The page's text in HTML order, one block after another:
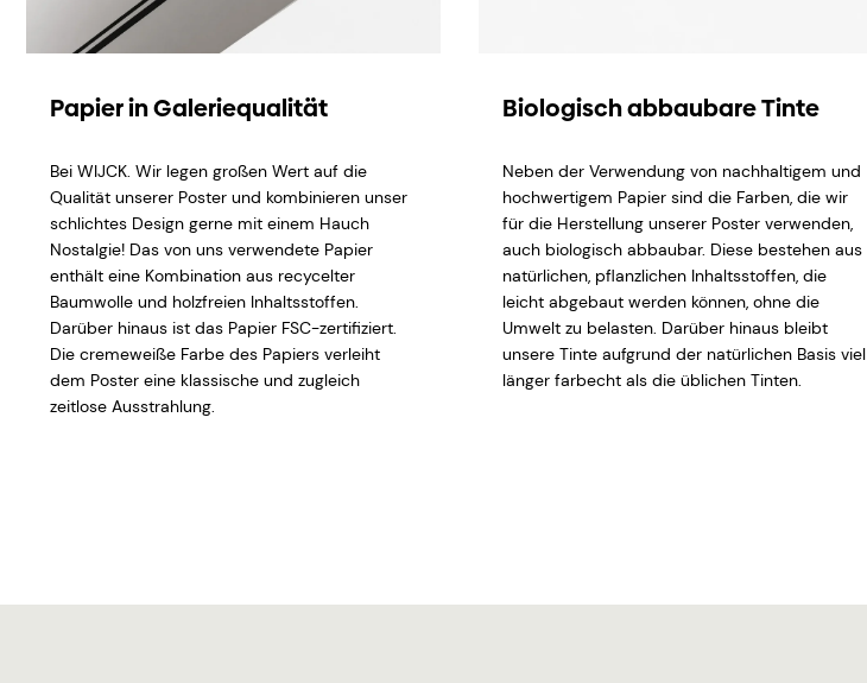
Papier in Galeriequalität
Bei WIJCK. Wir legen großen Wert auf die
Qualität unserer Poster und kombinieren unser
schlichtes Design gerne mit einem Hauch
Nostalgie! Das von uns verwendete Papier
enthält eine Kombination aus recycelter
Baumwolle und holzfreien Inhaltsstoffen.
Darüber hinaus ist das Papier FSC-zertifiziert.
Die cremeweiße Farbe des Papiers verleiht
dem Poster eine klassische und zugleich
zeitlose Ausstrahlung.
Biologisch abbaubare Tinte
Neben der Verwendung von nachhaltigem und
hochwertigem Papier sind die Farben, die wir
für die Herstellung unserer Poster verwenden,
auch biologisch abbaubar. Diese bestehen aus
natürlichen, pflanzlichen Inhaltsstoffen, die
leicht abgebaut werden können, ohne die
Umwelt zu belasten. Darüber hinaus bleibt
unsere Tinte aufgrund der natürlichen Basis viel
länger farbecht als die üblichen Tinten.